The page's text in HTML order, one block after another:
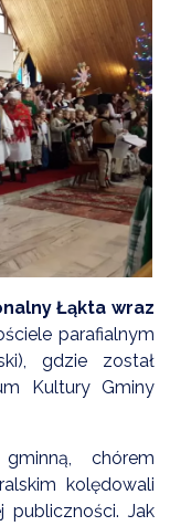
Łąkta wraz
parafialnym
gdzie został
Kultury Gminy
chórem
kolędowali
publiczności. Jak